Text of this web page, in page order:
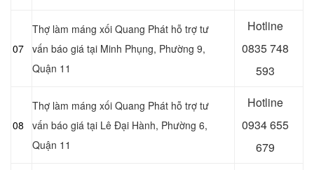
07
Thợ làm máng xối Quang Phát hỗ trợ tư
vấn báo giá tại Minh Phụng, Phường 9,
Quận 11
Hotline
0835 748
593
08
Thợ làm máng xối Quang Phát hỗ trợ tư
vấn báo giá tại Lê Đại Hành, Phường 6,
Quận 11
Hotline
0934 655
679